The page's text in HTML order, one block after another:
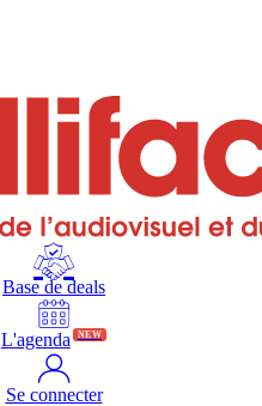
Base de deals
L'agenda NEW
Se connecter